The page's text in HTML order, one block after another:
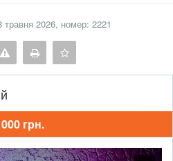
травня 2026, номер: 2221
грн.